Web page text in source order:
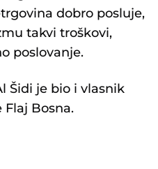
dobro posluje,
takvi troškovi,
poslovanje.
Šidi je bio i vlasnik
Bosna.